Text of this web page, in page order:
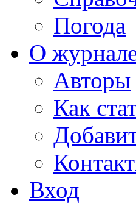
Погода
О
Авторы
Как
Вход